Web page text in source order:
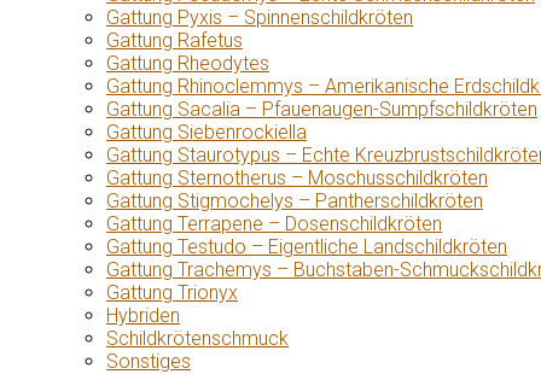
Gattung Pyxis – Spinnenschildkröten
Gattung Rafetus
Gattung Rheodytes
Gattung Rhinoclemmys – Amerikanische
Gattung Sacalia – Pfauenaugen-Sumpfschildkröten
Gattung Siebenrockiella
Gattung Staurotypus – Echte
Gattung Sternotherus – Moschusschildkröten
Gattung Stigmochelys – Pantherschildkröten
Gattung Terrapene – Dosenschildkröten
Gattung Testudo – Eigentliche Landschildkröten
Gattung Trachemys – Buchstaben-
Gattung Trionyx
Hybriden
Schildkrötenschmuck
Sonstiges